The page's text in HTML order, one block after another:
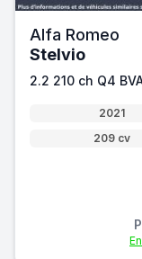
Alfa Romeo
Stelvio
2.2 210 ch Q4
2021
209 cv